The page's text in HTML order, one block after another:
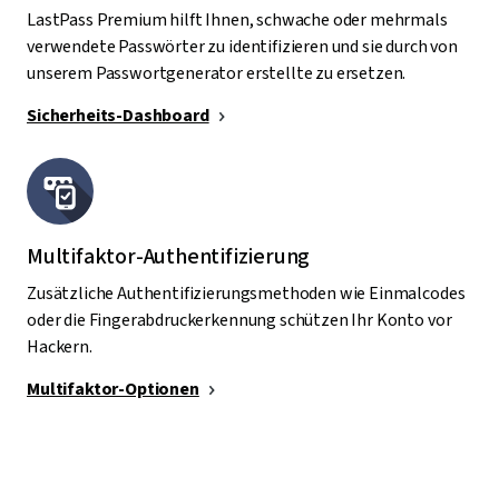
LastPass Premium hilft Ihnen, schwache oder mehrmals
verwendete Passwörter zu identifizieren und sie durch von
unserem Passwortgenerator erstellte zu ersetzen.
Sicherheits-Dashboard
Multifaktor-Authentifizierung
Zusätzliche Authentifizierungsmethoden wie Einmalcodes
oder die Fingerabdruckerkennung schützen Ihr Konto vor
Hackern.
Multifaktor-Optionen